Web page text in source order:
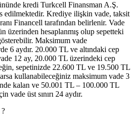
kredi Turkcell Finansman A.Ş.
edilmektedir. Krediye ilişkin vade, taksit
Financell tarafından belirlenir. Vade
üzerinden hesaplanmış olup sepetteki
Maksimum vade
6 aydır. 20.000 TL ve altındaki cep
12 ay, 20.000 TL üzerindeki cep
sepetinizde 22.600 TL ve 19.500 TL
kullanabileceğiniz maksimum vade 3
kalan ve 50.001 TL – 100.000 TL
vade üst sınırı 24 aydır.